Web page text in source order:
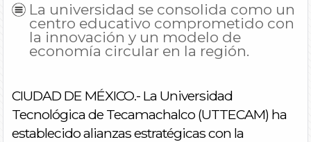
La universidad se consolida como un
centro educativo comprometido con
la innovación y un modelo de
economía circular en la región.
CIUDAD DE MÉXICO.- La Universidad
Tecnológica de Tecamachalco (UTTECAM) ha
establecido alianzas estratégicas con la